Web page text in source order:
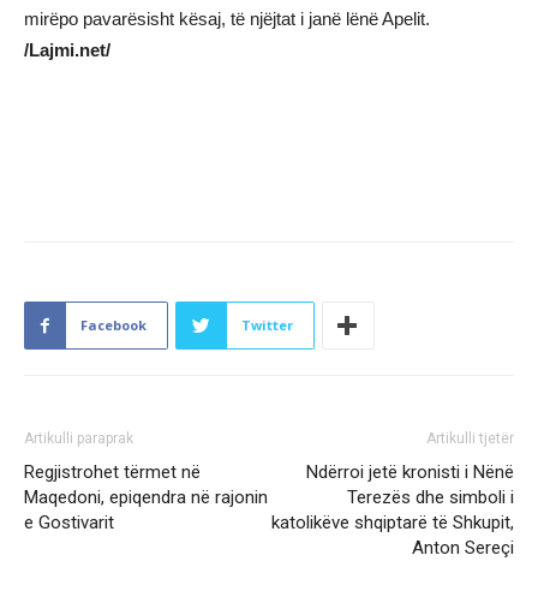
mirëpo pavarësisht kësaj, të njëjtat i janë lënë Apelit.
/Lajmi.net/
Facebook Twitter
Artikulli paraprak
Regjistrohet tërmet në
Maqedoni, epiqendra në rajonin
e Gostivarit
Artikulli tjetër
Ndërroi jetë kronisti i Nënë
Terezës dhe simboli i
katolikëve shqiptarë të Shkupit,
Anton Sereçi